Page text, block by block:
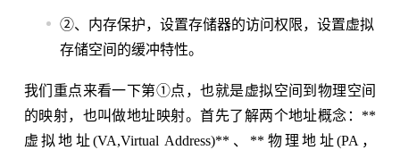
②、内存保护，设置存储器的访问权限，设置虚拟
存储空间的缓冲特性。
我们重点来看一下第①点，也就是虚拟空间到物理空间
的映射，也叫做地址映射。首先了解两个地址概念：**
虚拟地址(VA,Virtual Address)**、**物理地址(PA，